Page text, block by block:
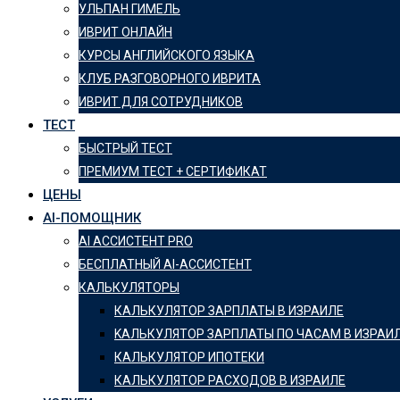
УЛЬПАН ГИМЕЛЬ
ИВРИТ ОНЛАЙН
КУРСЫ АНГЛИЙСКОГО ЯЗЫКА
КЛУБ РАЗГОВОРНОГО ИВРИТА
ИВРИТ ДЛЯ СОТРУДНИКОВ
ТЕСТ
БЫСТРЫЙ ТЕСТ
ПРЕМИУМ ТЕСТ + СЕРТИФИКАТ
ЦЕНЫ
AI-ПОМОЩНИК
AI АССИСТЕНТ PRO
БЕСПЛАТНЫЙ AI-АССИСТЕНТ
КАЛЬКУЛЯТОРЫ
КАЛЬКУЛЯТОР ЗАРПЛАТЫ В ИЗРАИЛЕ
KАЛЬКУЛЯТОР ЗАРПЛАТЫ ПО ЧАСАМ В
КАЛЬКУЛЯТОР ИПОТЕКИ
КАЛЬКУЛЯТОР РАСХОДОВ В ИЗРАИЛЕ